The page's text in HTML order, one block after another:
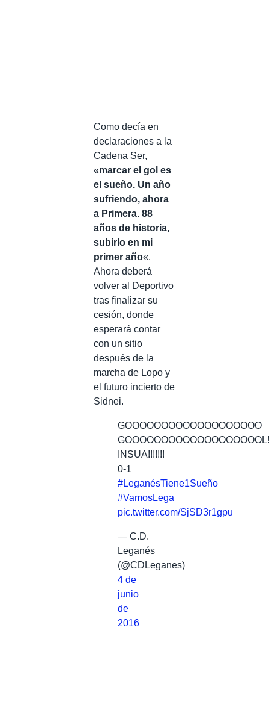
Como decía en
declaraciones a la
Cadena Ser,
«marcar el gol es
el sueño. Un año
sufriendo, ahora
a Primera. 88
años de historia,
subirlo en mi
primer año«.
Ahora deberá
volver al Deportivo
tras finalizar su
cesión, donde
esperará contar
con un sitio
después de la
marcha de Lopo y
el futuro incierto de
Sidnei.
GOOOOOOOOOOOOOOOOOOO
INSUA!!!!!!!
0-1
#LeganésTiene1Sueño
#VamosLega
pic.twitter.com/SjSD3r1gpu
— C.D.
Leganés
(@CDLeganes)
4 de
junio
de
2016